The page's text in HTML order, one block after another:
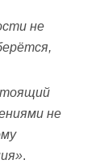
не
не
».